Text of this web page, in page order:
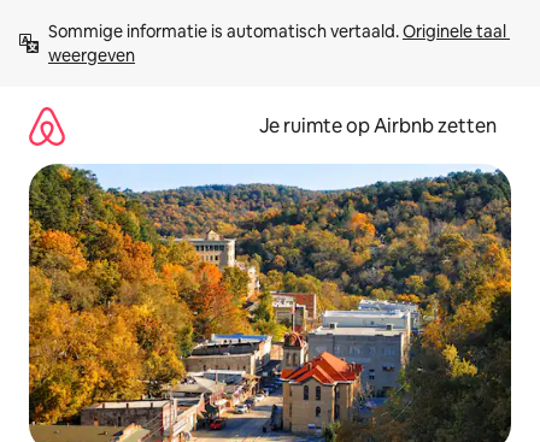
direct
naar
Sommige informatie is automatisch vertaald. Originele taal
weergeven
Je ruimte op Airbnb zetten